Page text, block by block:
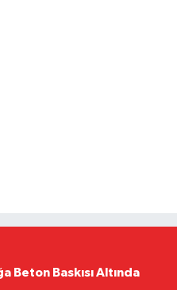
Beton Baskısı Altında